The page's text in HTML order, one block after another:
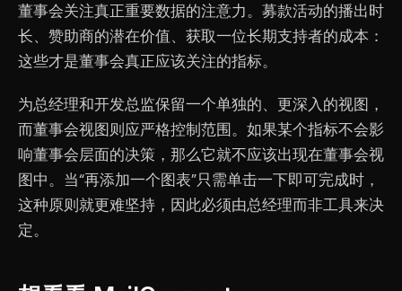
董事会关注真正重要数据的注意力。募款活动的播出时
长、赞助商的潜在价值、获取一位长期支持者的成本：
这些才是董事会真正应该关注的指标。
为总经理和开发总监保留一个单独的、更深入的视图，
而董事会视图则应严格控制范围。如果某个指标不会影
响董事会层面的决策，那么它就不应该出现在董事会视
图中。当“再添加一个图表”只需单击一下即可完成时，
这种原则就更难坚持，因此必须由总经理而非工具来决
定。